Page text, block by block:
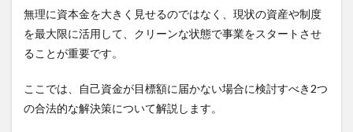
無理に資本金を大きく見せるのではなく、現状の資産や制度
を最大限に活用して、クリーンな状態で事業をスタートさせ
ることが重要です。
ここでは、自己資金が目標額に届かない場合に検討すべき2つ
の合法的な解決策について解説します。